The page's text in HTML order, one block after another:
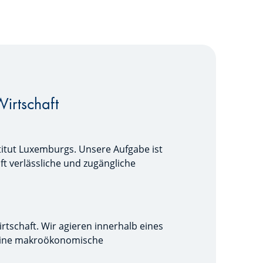
Luxemburgs. Unsere Aufgabe ist
verlässliche und zugängliche
Wir agieren innerhalb eines
makroökonomische